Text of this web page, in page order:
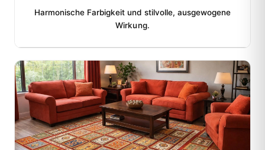
Harmonische Farbigkeit und stilvolle, ausgewogene
Wirkung.